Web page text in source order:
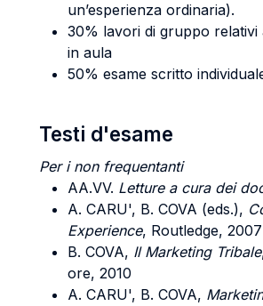
un’esperienza ordinaria).
30% lavori di gruppo relativi
in aula
50% esame scritto
Testi d'esame
Per i non frequentanti
AA.VV. Letture a cura dei
A. CARU', B. COVA (eds.),
Experience, Routledge, 2007
B. COVA, Il Marketing Tribale
ore, 2010
A. CARU', B. COVA,